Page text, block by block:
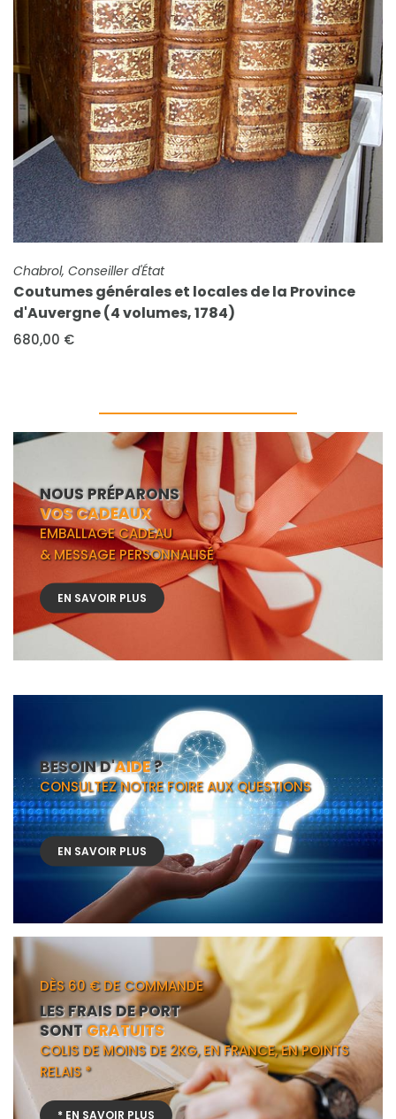
FICHE COMPLÈTE
Chabrol, Conseiller d'État
Coutumes générales et locales de la Province
d'Auvergne (4 volumes, 1784)
680,00 €
NOUS PRÉPARONS
VOS CADEAUX
EMBALLAGE CADEAU
& MESSAGE PERSONNALISÉ
EN SAVOIR PLUS
BESOIN D'AIDE?
CONSULTEZ NOTRE FOIRE AUX QUESTIONS
EN SAVOIR PLUS
DÈS 60 € DE COMMANDE
LES FRAIS DE PORT
SONTGRATUITS
COLIS DE MOINS DE 2KG, EN FRANCE, EN POINTS
RELAIS *
* EN SAVOIR PLUS